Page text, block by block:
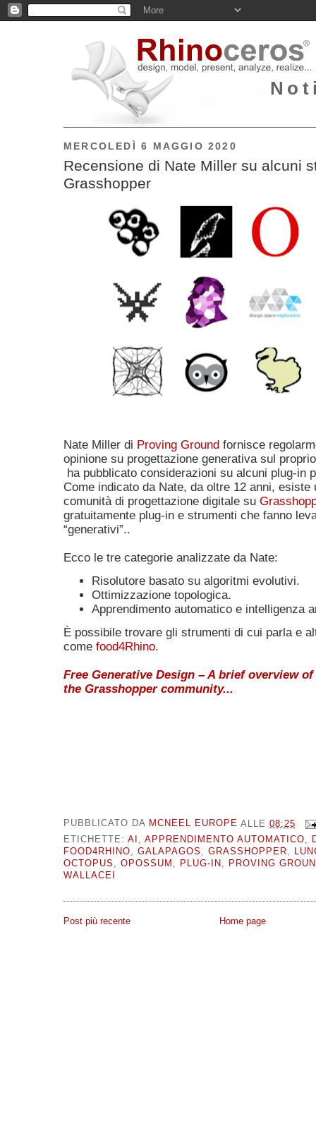
MERCOLEDÌ 6 MAGGIO 2020
Recensione di Nate Miller su alcuni
Grasshopper
Nate Miller di Proving Ground fornisce
opinione su progettazione generativa sul
ha pubblicato considerazioni su alcuni plug-in
Come indicato da Nate, da oltre 12 anni, esiste
comunità di progettazione digitale su
gratuitamente plug-in e strumenti che fanno
“generativi”..
Ecco le tre categorie analizzate da Nate:
Risolutore basato su algoritmi evolutivi.
Ottimizzazione topologica.
Apprendimento automatico e intelligenza
È possibile trovare gli strumenti di cui parla e
come food4Rhino.
Free Generative Design – A brief overview
the Grasshopper community...
PUBBLICATO DA MCNEEL EUROPE ALLE 08:25
ETICHETTE: AI , APPRENDIMENTO AUTOMATICO,
FOOD4RHINO, GALAPAGOS , GRASSHOPPER,
OCTOPUS , OPOSSUM , PLUG-IN ,
PROVING
WALLACEI
Post più recente Home page